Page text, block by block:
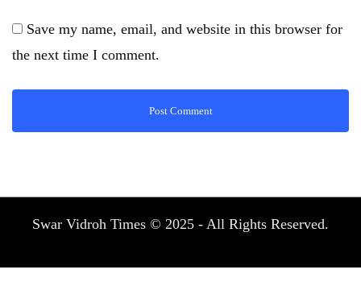
Save my name, email, and website in this browser for
the next time I comment.
Swar Vidroh Times © 2025 - All Rights Reserved.